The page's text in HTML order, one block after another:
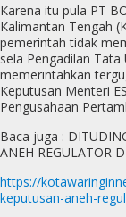
Karena itu pula PT
Kalimantan Tengah
pemerintah tidak
sela Pengadilan Tata
memerintahkan
Keputusan Menteri
Pengusahaan
Baca juga :
ANEH REGULATOR
https://
keputusan-aneh-